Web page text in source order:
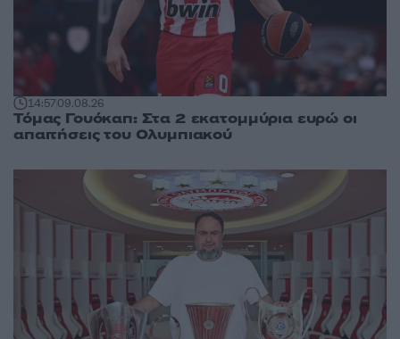
14:5709.08.26
Τόμας Γουόκαπ: Στα 2 εκατομμύρια ευρώ οι
απαιτήσεις του Ολυμπιακού